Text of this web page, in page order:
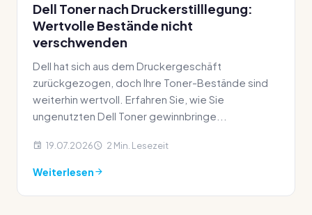
Dell Toner nach Druckerstilllegung:
Wertvolle Bestände nicht
verschwenden
Dell hat sich aus dem Druckergeschäft
zurückgezogen, doch Ihre Toner-Bestände sind
weiterhin wertvoll. Erfahren Sie, wie Sie
ungenutzten Dell Toner gewinnbringe...
19.07.2026 2 Min. Lesezeit
Weiterlesen